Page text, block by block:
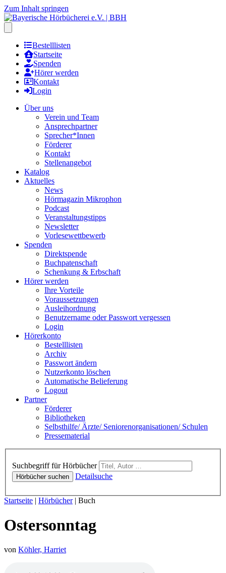
Zum Inhalt springen
Bestelllisten
Startseite
Spenden
Hörer werden
Kontakt
Login
Über uns
Verein und Team
Ansprechpartner
Sprecher*Innen
Förderer
Kontakt
Stellenangebot
Katalog
Aktuelles
News
Hörmagazin Mikrophon
Podcast
Veranstaltungstipps
Newsletter
Vorlesewettbewerb
Spenden
Direktspende
Buchpatenschaft
Schenkung & Erbschaft
Hörer werden
Ihre Vorteile
Voraussetzungen
Ausleihordnung
Benutzername oder Passwort vergessen
Login
Hörerkonto
Bestelllisten
Archiv
Passwort ändern
Nutzerkonto löschen
Automatische Belieferung
Logout
Partner
Förderer
Bibliotheken
Selbsthilfe/ Ärzte/ Seniorenorganisationen/ Schulen
Pressematerial
Suchbegriff für Hörbücher
Hörbücher suchen Detailsuche
Sie sind hier:
Startseite | Hörbücher| Buch
Ostersonntag
von Köhler, Harriet